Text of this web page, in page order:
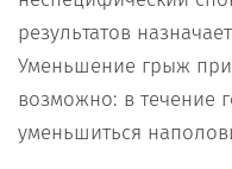
результатов
Уменьшение грыж
возможно: в течение
уменьшиться